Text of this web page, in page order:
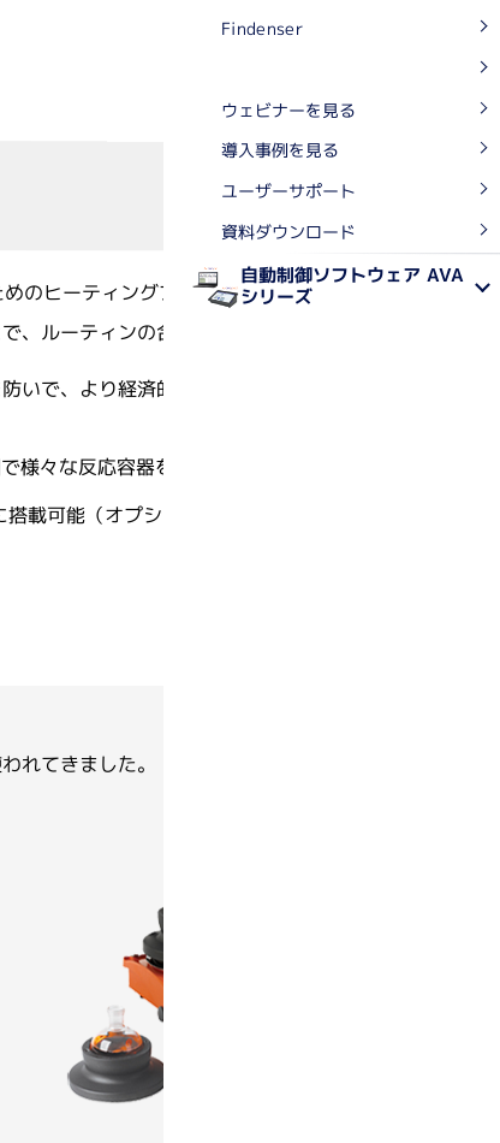
Genolution
Nonlinear Dynamics
セルバイオロジー／細胞実験
製品の輸入代行
のヒーティングブロックです。
ルーティンの合成ワークを改善していただけま
で、より経済的に日々の合成反応を行うことが
々な反応容器をフレキシブルに使用可能
載可能（オプションアダプターでΦ135mm天板に
れてきました。
Findenser
ウェビナーを見る
導入事例を見る
ユーザーサポート
資料ダウンロード
自動制御ソフトウェア AVA
シリーズ